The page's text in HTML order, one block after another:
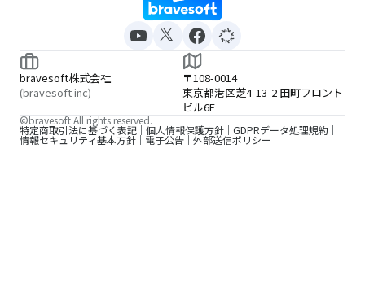
bravesoft株式会社
(bravesoft inc)
〒108-0014
東京都港区芝4-13-2 田町フロント
ビル6F
特定商取引法に基づく表記 個人情報保護方針 GDPRデータ処理規約
情報セキュリティ基本方針 電子公告 外部送信ポリシー
©bravesoft All rights reserved.